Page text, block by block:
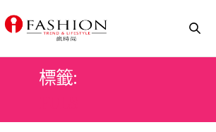
標籤: